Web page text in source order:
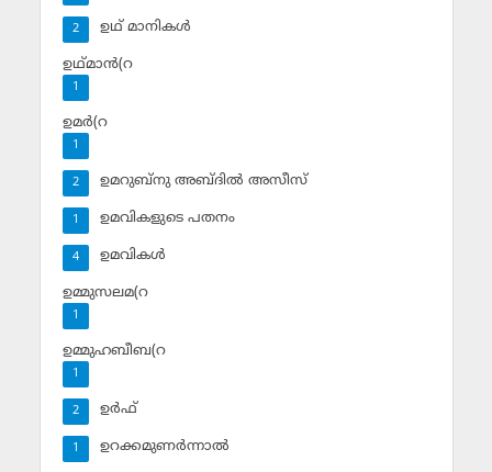
ഉഥ് മാനികള്‍
2
ഉഥ്മാന്‍(റ
1
ഉമര്‍(റ
1
ഉമറുബ്‌നു അബ്ദില്‍ അസീസ്‌
2
ഉമവികളുടെ പതനം
1
ഉമവികള്‍
4
ഉമ്മുസലമ(റ
1
ഉമ്മുഹബീബ(റ
1
ഉര്‍ഫ്
2
ഉറക്കമുണര്‍ന്നാല്‍
1